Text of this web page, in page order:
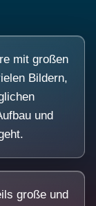
mit großen
Bildern,
und
große und